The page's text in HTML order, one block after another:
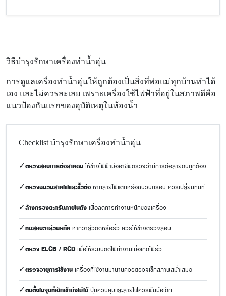
วิธีบำรุงรักษาเครื่องทำน้ำอุ่น
การดูแลเครื่องทำน้ำอุ่นให้ถูกต้องเป็นสิ่งที่พ่อแม่ทุกบ้านทำได้
เอง และไม่ควรละเลย เพราะเครื่องใช้ไฟฟ้าที่อยู่ในสภาพดีคือ
แนวป้องกันแรกของอุบัติเหตุในห้องน้ำ
Checklist บำรุงรักษาเครื่องทำน้ำอุ่น
✓ตรวจสอบการต่อสายดินให้ช่างไฟฟ้ามืออาชีพตรวจว่ามีการต่อสายดินถูกต้อง
✓ตรวจฉนวนสายไฟและขั้วต่อหากสายไฟแตกหรือฉนวนกรอบ ควรเปลี่ยนทันที
✓ล้างกรองตะกรันภายในถัง เพื่อลดการทำงานหนักของเครื่อง
✓ทดสอบวาล์วนิรภัย หากวาล์วติดหรือรั่ว ควรให้ช่างตรวจสอบ
✓ตรวจ ELCB / RCDเพื่อให้ระบบตัดไฟทำงานเมื่อเกิดไฟรั่ว
✓ตรวจอายุการใช้งาน เครื่องที่ใช้งานมานานควรตรวจเช็กสภาพสม่ำเสมอ
✓ติดตั้งในจุดที่เด็กเข้าถึงไม่ได้ปุ่มควบคุมและสายไฟควรพ้นมือเด็ก